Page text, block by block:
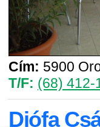
Cím: 5900
T/F: (68) 412-
Diófa